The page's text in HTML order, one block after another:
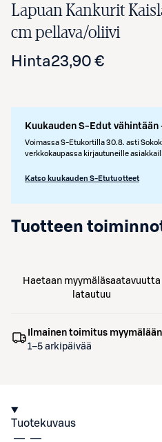
Lapuan Kankurit
cm pellava/oliivi
Hinta23,90 €
Kuukauden S-Edut vähintään
Voimassa S-Etukortilla 30.8. asti
verkkokaupassa kirjautuneille
Katso kuukauden S-Etutuotteet
Tuotteen
Haetaan myymäläsaatavuutta
latautuu
Ilmainen toimitus myymälään
1–5 arkipäivää
Tuotekuvaus